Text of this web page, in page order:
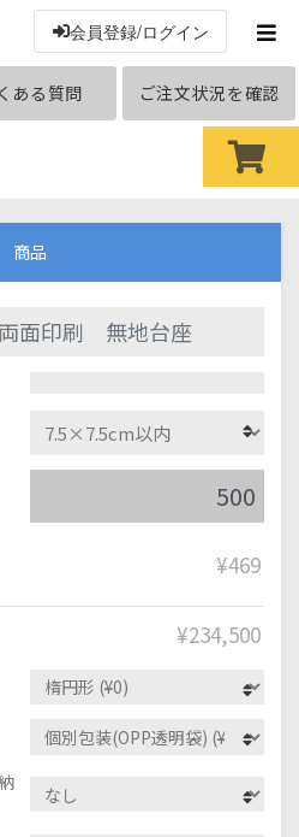
会員登録/ログイン
ある質問 ご注文状況を確認
商品
面印刷 無地台座
¥469
¥234,500